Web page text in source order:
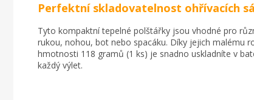
Perfektní skladovatelnost ohřívacích
Tyto kompaktní tepelné polštářky jsou vhodné pro
rukou, nohou, bot nebo spacáku. Díky jejich malému
hmotnosti 118 gramů (1 ks) je snadno uskladníte v
každý výlet.